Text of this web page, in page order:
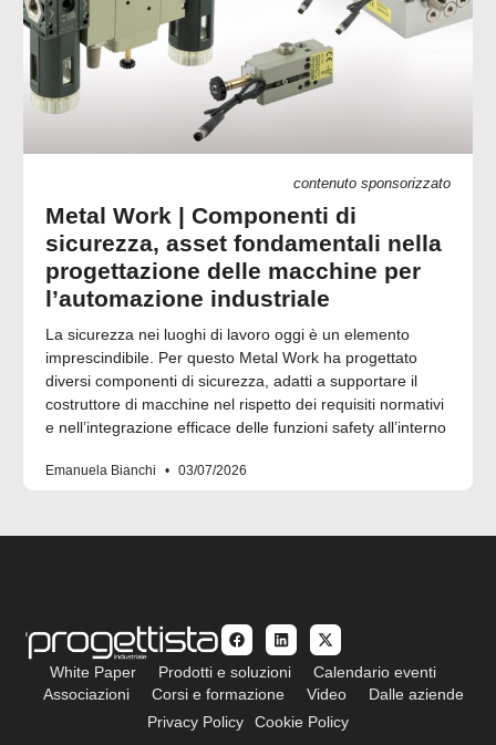
contenuto sponsorizzato
Metal Work | Componenti di
sicurezza, asset fondamentali nella
progettazione delle macchine per
l’automazione industriale
La sicurezza nei luoghi di lavoro oggi è un elemento
imprescindibile. Per questo Metal Work ha progettato
diversi componenti di sicurezza, adatti a supportare il
costruttore di macchine nel rispetto dei requisiti normativi
e nell’integrazione efficace delle funzioni safety all’interno
Emanuela Bianchi 03/07/2026
White Paper Prodotti e soluzioni
Calendario eventi
Associazioni
Corsi e formazione Video
Dalle aziende
Privacy Policy
Cookie Policy